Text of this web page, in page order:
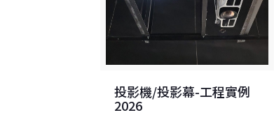
投影機/投影幕-工程實例
2026